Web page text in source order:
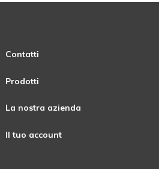
Contatti
Prodotti
La nostra azienda
Il tuo account